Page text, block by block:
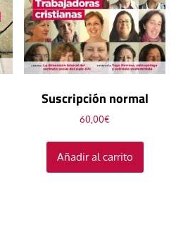
Suscripción normal
60,00€
Añadir al carrito